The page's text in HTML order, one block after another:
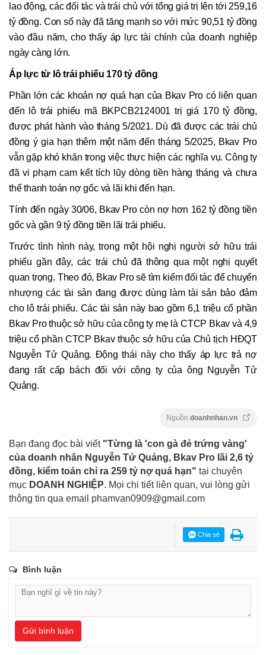
lao động, các đối tác và trái chủ với tổng giá trị lên tới 259,16
tỷ đồng. Con số này đã tăng mạnh so với mức 90,51 tỷ đồng
vào đầu năm, cho thấy áp lực tài chính của doanh nghiệp
ngày càng lớn.
Áp lực từ lô trái phiếu 170 tỷ đồng
Phần lớn các khoản nợ quá hạn của Bkav Pro có liên quan
đến lô trái phiếu mã BKPCB2124001 trị giá 170 tỷ đồng,
được phát hành vào tháng 5/2021. Dù đã được các trái chủ
đồng ý gia hạn thêm một năm đến tháng 5/2025, Bkav Pro
vẫn gặp khó khăn trong việc thực hiện các nghĩa vụ. Công ty
đã vi phạm cam kết tích lũy dòng tiền hàng tháng và chưa
thể thanh toán nợ gốc và lãi khi đến hạn.
Tính đến ngày 30/06, Bkav Pro còn nợ hơn 162 tỷ đồng tiền
gốc và gần 9 tỷ đồng tiền lãi trái phiếu.
Trước tình hình này, trong một hội nghị người sở hữu trái
phiếu gần đây, các trái chủ đã thông qua một nghị quyết
quan trọng. Theo đó, Bkav Pro sẽ tìm kiếm đối tác để chuyển
nhượng các tài sản đang được dùng làm tài sản bảo đảm
cho lô trái phiếu. Các tài sản này bao gồm 6,1 triệu cổ phần
Bkav Pro thuộc sở hữu của công ty mẹ là CTCP Bkav và 4,9
triệu cổ phần CTCP Bkav thuộc sở hữu của Chủ tịch HĐQT
Nguyễn Tử Quảng. Động thái này cho thấy áp lực trả nợ
đang rất cấp bách đối với công ty của ông Nguyễn Tử
Quảng.
Nguồn doanhnhan.vn
Bạn đang đọc bài viết "Từng là 'con gà đẻ trứng vàng'
của doanh nhân Nguyễn Tử Quảng, Bkav Pro lãi 2,6 tỷ
đồng, kiểm toán chỉ ra 259 tỷ nợ quá hạn" tại chuyên
mục DOANH NGHIỆP. Mọi chi tiết liên quan, vui lòng gửi
thông tin qua email phamvan0909@gmail.com
Chia sẻ
Bình luận
Gửi bình luận